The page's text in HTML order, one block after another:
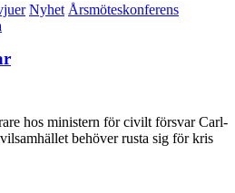
Nyhet Årsmöteskonferens
hos ministern för civilt försvar Carl-
behöver rusta sig för kris